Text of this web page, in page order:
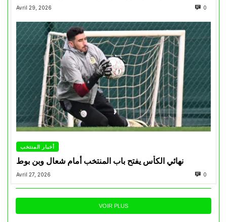
Avril 29, 2026 0
أخبار المنتخب
نهائي الكأس يفتح باب المنتخب أمام شعال وبن بوط
Avril 27, 2026 0
VOIR PLUS